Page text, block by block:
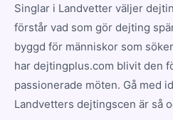
Singlar i Landvetter väljer
förstår vad som gör dejting
byggd för människor som
har dejtingplus.com blivit den
passionerade möten. Gå med
Landvetters dejtingscen är så